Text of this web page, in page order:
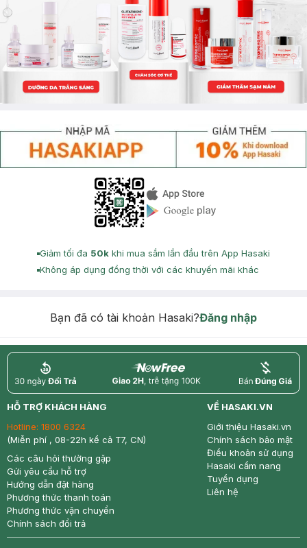
Appstore icon
Giảm tối đa 50k khi mua sắm lần đầu trên App Hasaki
Không áp dụng đồng thời với các khuyến mãi khác
Bạn đã có tài khoản Hasaki?Đăng nhập
return nowfree price
HỖ TRỢ KHÁCH HÀNG
Hotline: 1800 6324
(Miễn phí , 08-22h kể cả T7, CN)
Các câu hỏi thường gặp
Gửi yêu cầu hỗ trợ
Hướng dẫn đặt hàng
Phương thức thanh toán
Phương thức vận chuyển
Chính sách đổi trả
VỀ HASAKI.VN
Giới thiệu Hasaki.vn
Chính sách bảo mật
Điều khoản sử dụng
Hasaki cẩm nang
Tuyển dụng
Liên hệ